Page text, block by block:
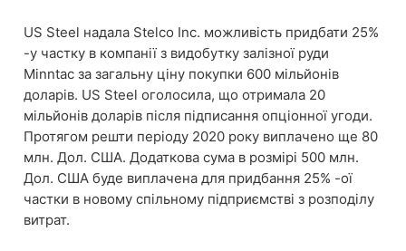
US Steel надала Stelco Inc. можливість придбати 25%
-у частку в компанії з видобутку залізної руди
Minntac за загальну ціну покупки 600 мільйонів
доларів. US Steel оголосила, що отримала 20
мільйонів доларів після підписання опціонної угоди.
Протягом решти періоду 2020 року виплачено ще 80
млн. Дол. США. Додаткова сума в розмірі 500 млн.
Дол. США буде виплачена для придбання 25% -ої
частки в новому спільному підприємстві з розподілу
витрат.